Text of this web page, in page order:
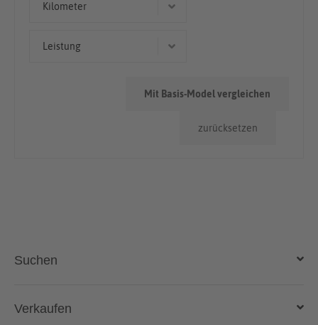
Kilometer
Leistung
zurücksetzen
Mit Basis-Model vergleichen
Suchen
Auto kaufen
Verkaufen